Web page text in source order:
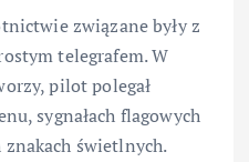
związane były z
telegrafem. W
pilot polegał
sygnałach flagowych
świetlnych.